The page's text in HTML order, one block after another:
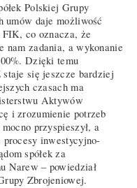
Polskiej Grupy
umów daje możliwość
co oznacza, że
nam zadania, a wykonanie
Dzięki temu
się jeszcze bardziej
czasach ma
Aktywów
i zrozumienie potrzeb
przyspieszył, a
inwestycyjno-
spółek za
Narew – powiedział
Zbrojeniowej.